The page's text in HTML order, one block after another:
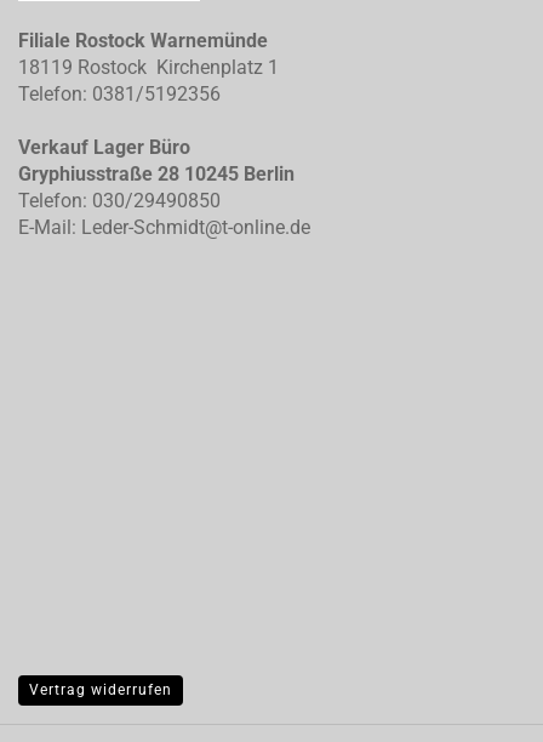
Filiale Rostock Warnemünde
18119 Rostock Kirchenplatz 1
Telefon: 0381/5192356
Verkauf Lager Büro
Gryphiusstraße 28 10245 Berlin
Telefon: 030/29490850
E-Mail: Leder-Schmidt@t-online.de
Vertrag widerrufen